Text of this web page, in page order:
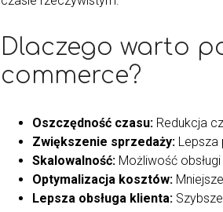
Dlaczego warto
commerce?
Oszczędność czasu: Redukcja
Zwiększenie sprzedaży: Lepsza
Skalowalność: Możliwość
Optymalizacja kosztów:
Lepsza obsługa klienta: